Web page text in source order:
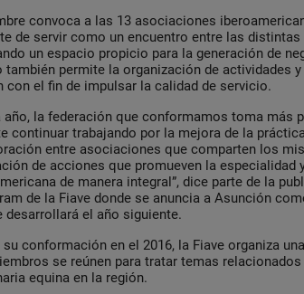
convoca a las 13 asociaciones
de servir como un encuentro entre las
un espacio propicio para la generación de
también permite la organización de actividades
con el fin de impulsar la calidad de servicio.
año, la federación que conformamos toma más
continuar trabajando por la mejora de la
entre asociaciones que comparten los
de acciones que promueven la especialidad
de manera integral”, dice parte de la
de la Fiave donde se anuncia a Asunción
desarrollará el año siguiente.
su conformación en el 2016, la Fiave organiza
se reúnen para tratar temas
equina en la región.